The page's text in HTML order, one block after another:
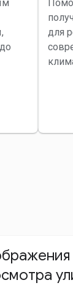
для